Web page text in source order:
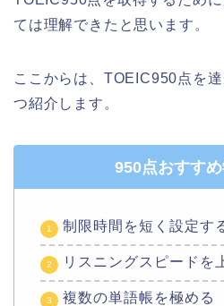
ては理解できたと思います。
ここからは、TOEIC950点を
つ紹介します。
950点おすす
制限時間を短く設定す
リスニングスピードを
複数の単語帳を極める